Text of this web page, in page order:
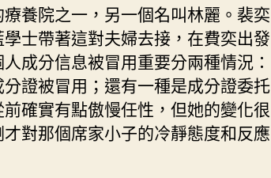
長
門
戶〉
中
養院之一，另一個名叫林麗。裴奕
士帶著這對夫婦去接，在費奕出發
成分信息被冒用重要分兩種情況：
證被冒用；還有一種是成分證委托
確實有點傲慢任性，但她的變化很
對那個席家小子的冷靜態度和反應